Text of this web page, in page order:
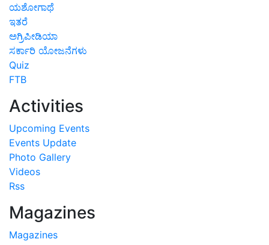
ಯಶೋಗಾಥೆ
ಇತರೆ
ಅಗ್ರಿಪೀಡಿಯಾ
ಸರ್ಕಾರಿ ಯೋಜನೆಗಳು
Quiz
FTB
Activities
Upcoming Events
Events Update
Photo Gallery
Videos
Rss
Magazines
Magazines